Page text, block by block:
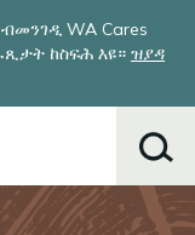
WA Cares
ከስፍሕ እዩ። ዝያዳ